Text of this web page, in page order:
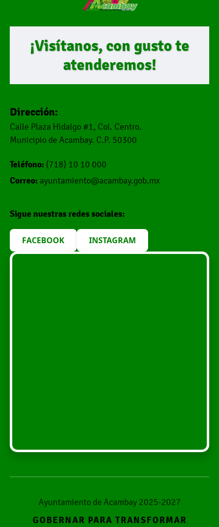
¡Visítanos, con gusto te
atenderemos!
Dirección:
Calle Plaza Hidalgo #1, Col. Centro.
Municipio de Acambay. C.P. 50300
Teléfono: (718) 10 10 000
Correo: ayuntamiento@acambay.gob.mx
Sigue nuestras redes sociales:
FACEBOOK INSTAGRAM
Ayuntamiento de Acambay 2025-2027
GOBERNAR PARA TRANSFORMAR